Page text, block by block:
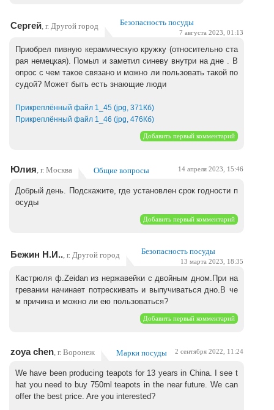
Сергей , г. Другой город Безопасность посуды
7 августа 2023, 01:13
Приобрел пивную керамическую кружку (относительно ста
рая немецкая). Помыл и заметил синеву внутри на дне . В
опрос с чем такое связано и можно ли пользовать такой по
судой? Может быть есть знающие люди
Прикреплённый файл 1_45 (jpg, 371Кб)
Прикреплённый файл 1_46 (jpg, 476Кб)
Добавить первый комментарий
Юлия , г. Москва Общие вопросы 14 апреля 2023, 15:46
Добрый день. Подскажите, где установлен срок годности п
осуды
Добавить первый комментарий
Бежин Н.И.. , г. Другой город Безопасность посуды
13 марта 2023, 18:35
Кастрюля ф.Zeidan из нержавейки с двойным дном.При на
гревании начинает потрескивать и выпучиваться дно.В че
м причина и можно ли ею пользоваться?
Добавить первый комментарий
zoya chen , г. Воронеж Марки посуды 2 сентября 2022, 11:24
We have been producing teapots for 13 years in China. I see t
hat you need to buy 750ml teapots in the near future. We can
offer the best price. Are you interested?